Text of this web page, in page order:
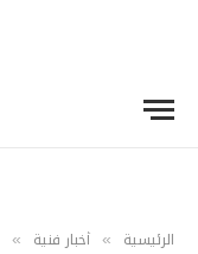
الرئيسية » أخبار فنية »